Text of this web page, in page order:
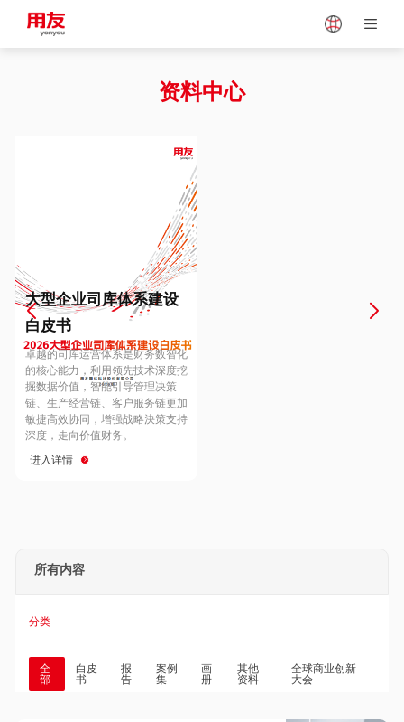
Vietnam
Europe
Hungary
Hong Kong
资料中心
大型企业司库体系建设
白皮书
卓越的司库运营体系是财务数智化
的核心能力，利用领先技术深度挖
掘数据价值，智能引导管理决策
链、生产经营链、客户服务链更加
敏捷高效协同，增强战略決策支持
深度，走向价值财务。
进入详情
所有内容
分类
全
部
白皮
书
报
告
案例
集
画
册
其他
资料
全球商业创新
大会